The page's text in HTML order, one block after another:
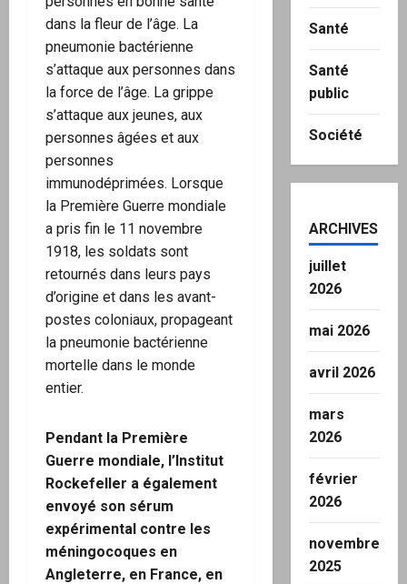
dans la fleur de l’âge. La
pneumonie bactérienne
s’attaque aux personnes dans
la force de l’âge. La grippe
s’attaque aux jeunes, aux
personnes âgées et aux
personnes
immunodéprimées. Lorsque
la Première Guerre mondiale
a pris fin le 11 novembre
1918, les soldats sont
retournés dans leurs pays
d’origine et dans les avant-
postes coloniaux, propageant
la pneumonie bactérienne
mortelle dans le monde
entier.
Pendant la Première
Guerre mondiale, l’Institut
Rockefeller a également
envoyé son sérum
expérimental contre les
méningocoques en
Angleterre, en France, en
Santé
Santé
public
Société
ARCHIVES
juillet
2026
mai 2026
avril 2026
mars
2026
février
2026
novembre
2025